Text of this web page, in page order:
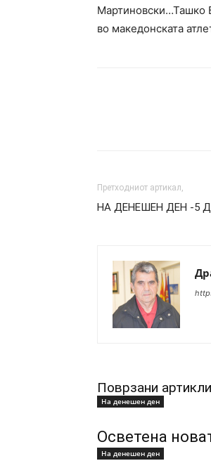
Мартиновски…Ташко
во македонската
Претходниот артикал,
НА ДЕНЕШЕН ДЕН -5
Поврзани артикли
На денешен ден
Осветена
На денешен ден